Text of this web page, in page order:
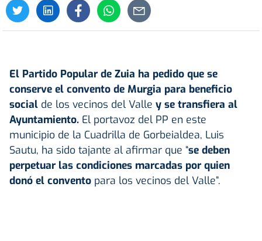
El Partido Popular de Zuia ha pedido que se
conserve el convento de Murgia para beneficio
social de los vecinos del Valle y se transfiera al
Ayuntamiento. El portavoz del PP en este
municipio de la Cuadrilla de Gorbeialdea, Luis
Sautu, ha sido tajante al afirmar que “se deben
perpetuar las condiciones marcadas por quien
donó el convento para los vecinos del Valle”.